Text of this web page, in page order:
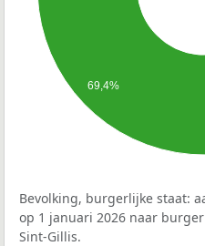
69,4%
Bevolking, burgerlijke staat:
op 1 januari 2026 naar
Sint-Gillis.